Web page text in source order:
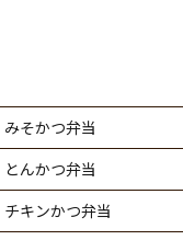
みそかつ弁当
とんかつ弁当
チキンかつ弁当